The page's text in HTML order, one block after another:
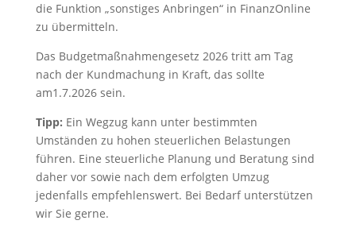
die Funktion „sonstiges Anbringen“ in FinanzOnline
zu übermitteln.
Das Budgetmaßnahmengesetz 2026 tritt am Tag
nach der Kundmachung in Kraft, das sollte
am1.7.2026 sein.
Tipp: Ein Wegzug kann unter bestimmten
Umständen zu hohen steuerlichen Belastungen
führen. Eine steuerliche Planung und Beratung sind
daher vor sowie nach dem erfolgten Umzug
jedenfalls empfehlenswert. Bei Bedarf unterstützen
wir Sie gerne.